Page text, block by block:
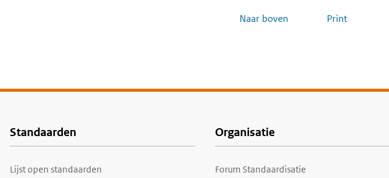
Naar boven Print
Voet
Standaarden
Lijst open standaarden
Organisatie
Forum Standaardisatie